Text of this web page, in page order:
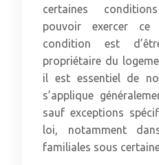
certaines
pouvoir exercer
condition est
propriétaire du
il est essentiel de
s’applique
sauf exceptions
loi, notamment
familiales sous